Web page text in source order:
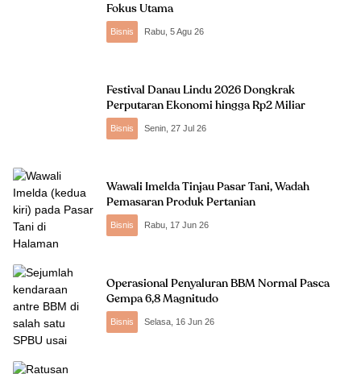
Fokus Utama
Bisnis Rabu, 5 Agu 26
Festival Danau Lindu 2026 Dongkrak
Perputaran Ekonomi hingga Rp2 Miliar
Bisnis Senin, 27 Jul 26
Wawali Imelda Tinjau Pasar Tani, Wadah
Pemasaran Produk Pertanian
Bisnis Rabu, 17 Jun 26
Operasional Penyaluran BBM Normal Pasca
Gempa 6,8 Magnitudo
Bisnis Selasa, 16 Jun 26